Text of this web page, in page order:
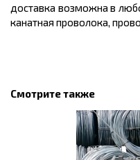
доставка возможна в
канатная проволока,
Смотрите также